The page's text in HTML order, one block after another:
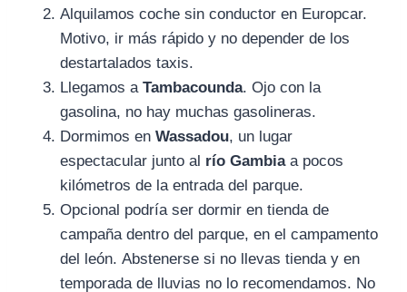
Alquilamos coche sin conductor en Europcar.
Motivo, ir más rápido y no depender de los
destartalados taxis.
Llegamos a Tambacounda. Ojo con la
gasolina, no hay muchas gasolineras.
Dormimos en Wassadou, un lugar
espectacular junto al río Gambiaa pocos
kilómetros de la entrada del parque.
Opcional podría ser dormir en tienda de
campaña dentro del parque, en el campamento
del león. Abstenerse si no llevas tienda y en
temporada de lluvias no lo recomendamos. No